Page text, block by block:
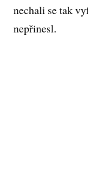
nechali se tak
nepřinesl.